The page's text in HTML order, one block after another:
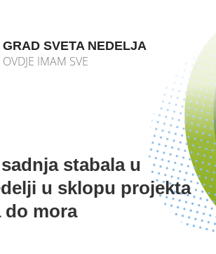
GRAD SVETA NEDELJA
OVDJE IMAM SVE
stabala u
u sklopu projekta
do mora